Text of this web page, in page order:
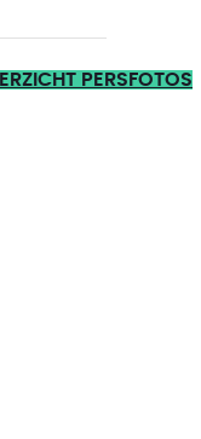
PERSFOTOS